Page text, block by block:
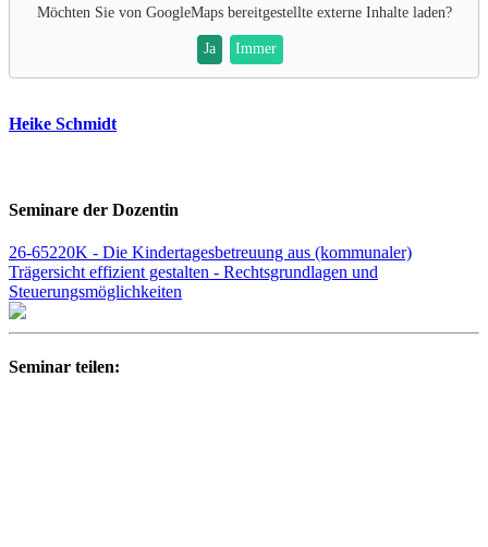
Möchten Sie von GoogleMapsbereitgestellte externe Inhalte laden?
Ja Immer
Heike Schmidt
Seminare der Dozentin
26-65220K - Die Kindertagesbetreuung aus (kommunaler)
Trägersicht effizient gestalten - Rechtsgrundlagen und
Steuerungsmöglichkeiten
Seminar teilen: